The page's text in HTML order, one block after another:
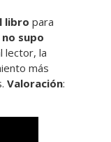
libro para
supo
lector, la
más
Valoración: